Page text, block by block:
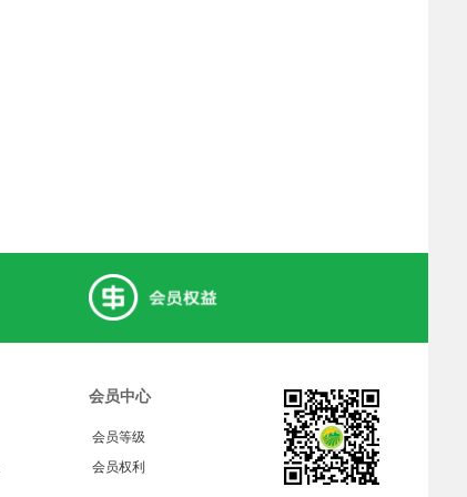
会员中心
会员等级
会员权利